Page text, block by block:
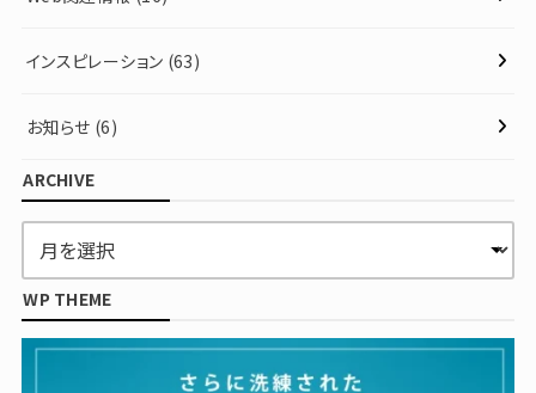
インスピレーション (63)
お知らせ (6)
ARCHIVE
WP THEME